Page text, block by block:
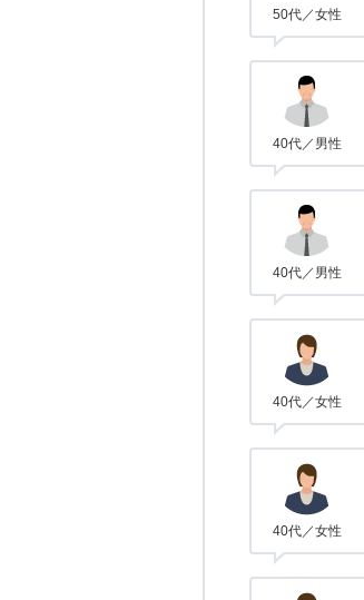
50代／女性
40代／男性
40代／男性
40代／女性
40代／女性